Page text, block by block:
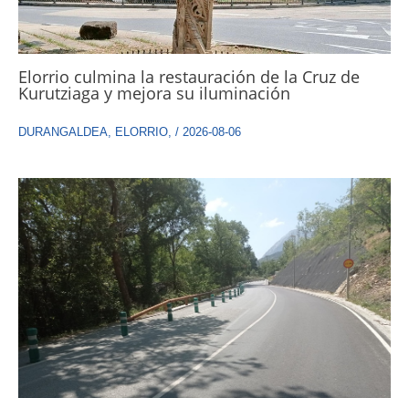
Elorrio culmina la restauración de la Cruz de
Kurutziaga y mejora su iluminación
DURANGALDEA ELORRIO / 2026-08-06